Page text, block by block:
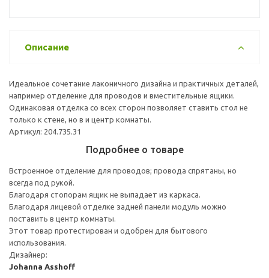
Описание
Идеальное сочетание лаконичного дизайна и практичных деталей,
например отделение для проводов и вместительные ящики.
Одинаковая отделка со всех сторон позволяет ставить стол не
только к стене, но в и центр комнаты.
Артикул: 204.735.31
Подробнее о товаре
Встроенное отделение для проводов; провода спрятаны, но
всегда под рукой.
Благодаря стопорам ящик не выпадает из каркаса.
Благодаря лицевой отделке задней панели модуль можно
поставить в центр комнаты.
Этот товар протестирован и одобрен для бытового
использования.
Дизайнер:
Johanna Asshoff